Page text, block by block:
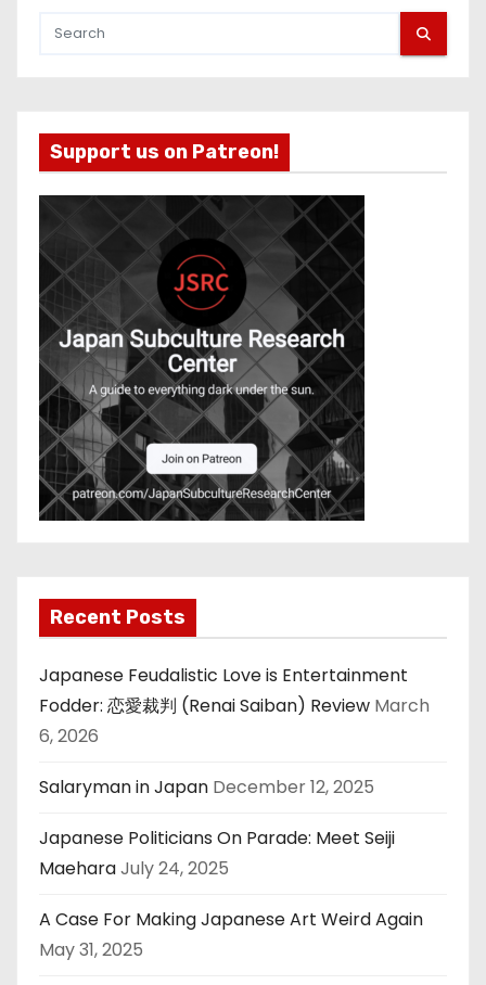
Support us on Patreon!
Recent Posts
Japanese Feudalistic Love is Entertainment
Fodder: 恋愛裁判 (Renai Saiban) Review March
6, 2026
Salaryman in Japan December 12, 2025
Japanese Politicians On Parade: Meet Seiji
MaeharaJuly 24, 2025
A Case For Making Japanese Art Weird Again
May 31, 2025